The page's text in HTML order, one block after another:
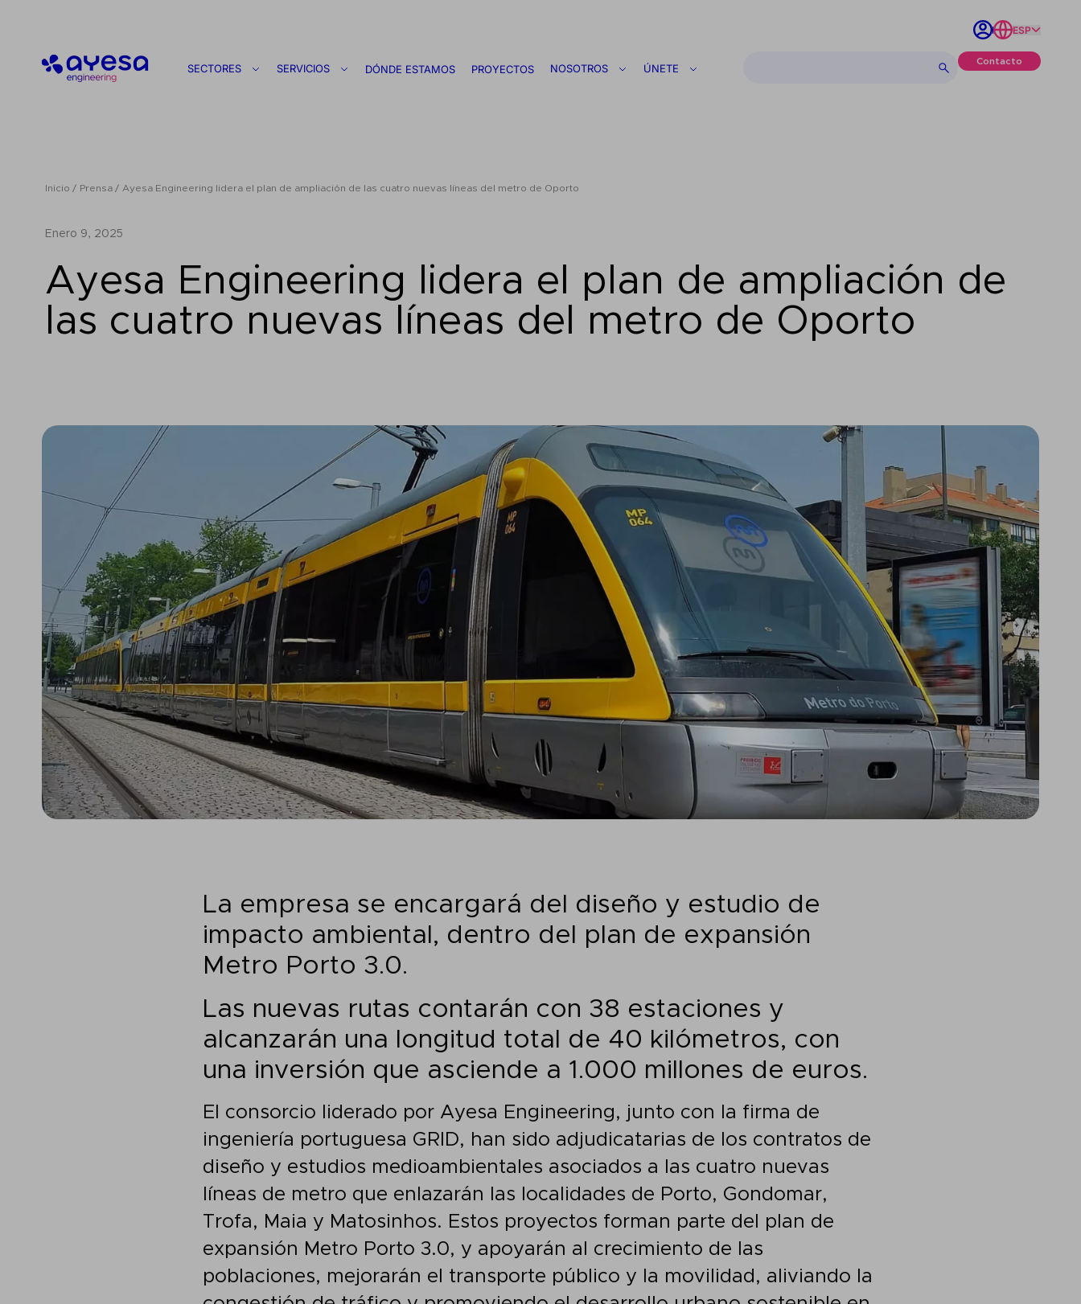
ESP
Ayesa
SECTORES SERVICIOS DÓNDE ESTAMOS PROYECTOS NOSOTROS ÚNETE
Contacto
Inicio Prensa Ayesa Engineering lidera el plan de ampliación de las cuatro nuevas líneas del metro de Oporto
enero 9, 2025
Ayesa Engineering lidera el plan de ampliación de
las cuatro nuevas líneas del metro de Oporto
La empresa se encargará del diseño y estudio de
impacto ambiental, dentro del plan de expansión
Metro Porto 3.0.
Las nuevas rutas contarán con 38 estaciones y
alcanzarán una longitud total de 40 kilómetros, con
una inversión que asciende a 1.000 millones de euros.
El consorcio liderado por Ayesa Engineering, junto con la firma de
ingeniería portuguesa GRID, han sido adjudicatarias de los contratos de
diseño y estudios medioambientales asociados a las cuatro nuevas
líneas de metro que enlazarán las localidades de Porto, Gondomar,
Trofa, Maia y Matosinhos. Estos proyectos forman parte del plan de
expansión Metro Porto 3.0, y apoyarán al crecimiento de las
poblaciones, mejorarán el transporte público y la movilidad, aliviando la